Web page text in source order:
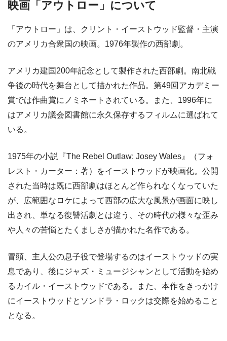
映画「アウトロー」について
「アウトロー」は、クリント・イーストウッド監督・主演
のアメリカ合衆国の映画。1976年製作の西部劇。
アメリカ建国200年記念として製作された西部劇。南北戦
争後の時代を舞台として描かれた作品。第49回アカデミー
賞では作曲賞にノミネートされている。また、1996年に
はアメリカ議会図書館に永久保存するフィルムに選ばれて
いる。
1975年の小説『The Rebel Outlaw: Josey Wales』（フォ
レスト・カーター：著）をイーストウッドが映画化。公開
された当時は既に西部劇はほとんど作られなくなっていた
が、広範囲なロケによって西部の広大な風景が画面に映し
出され、単なる復讐活劇とは違う、その時代の様々な歪み
や人々の苦悩とたくましさが描かれた名作である。
冒頭、主人公の息子役で登場するのはイーストウッドの実
息であり、後にジャズ・ミュージシャンとして活動を始め
るカイル・イーストウッドである。また、本作をきっかけ
にイーストウッドとソンドラ・ロックは交際を始めること
となる。